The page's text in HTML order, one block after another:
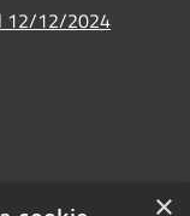
12/12/2024
×